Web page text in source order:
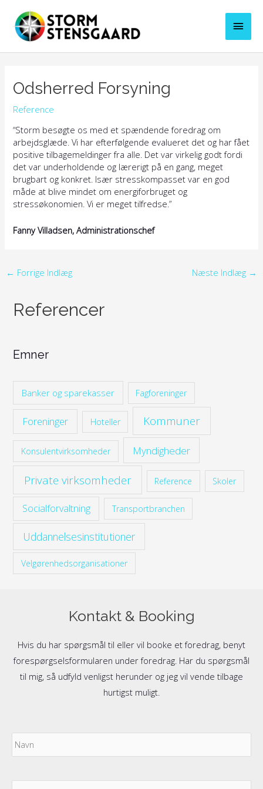
indholdet
Odsherred Forsyning
Reference
“Storm besøgte os med et spændende foredrag om
arbejdsglæde. Vi har efterfølgende evalueret det og har fået
positive tilbagemeldinger fra alle. Det var virkelig godt fordi
det var underholdende og lærerigt på en gang, meget
brugbart og konkret. Især stresskompasset var en god
måde at blive mindet om energiforbruget og
stressøkonomien. Vi er meget tilfredse.”
Fanny Villadsen, Administrationschef
← Forrige Indlæg Næste Indlæg →
Referencer
Emner
Banker og sparekasser Fagforeninger
Foreninger Hoteller Kommuner
Konsulentvirksomheder Myndigheder
Private virksomheder Reference Skoler
Socialforvaltning Transportbranchen
Uddannelsesinstitutioner
Velgørenhedsorganisationer
Kontakt & Booking
Hvis du har spørgsmål til eller vil booke et foredrag, benyt
forespørgselsformularen under foredrag. Har du spørgsmål
til mig, så udfyld venligst herunder og jeg vil vende tilbage
hurtigst muligt.
E-